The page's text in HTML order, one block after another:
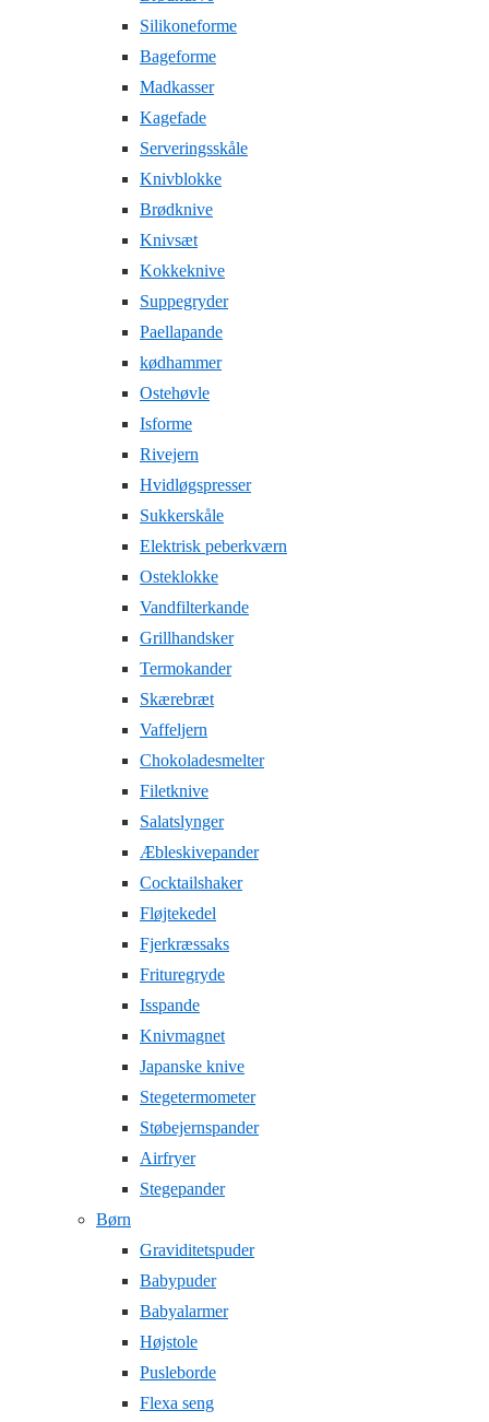
Silikoneforme
Bageforme
Madkasser
Kagefade
Serveringsskåle
Knivblokke
Brødknive
Knivsæt
Kokkeknive
Suppegryder
Paellapande
kødhammer
Ostehøvle
Isforme
Rivejern
Hvidløgspresser
Sukkerskåle
Elektrisk peberkværn
Osteklokke
Vandfilterkande
Grillhandsker
Termokander
Skærebræt
Vaffeljern
Chokoladesmelter
Filetknive
Salatslynger
Æbleskivepander
Cocktailshaker
Fløjtekedel
Fjerkræssaks
Frituregryde
Isspande
Knivmagnet
Japanske knive
Stegetermometer
Støbejernspander
Airfryer
Stegepander
Børn
Graviditetspuder
Babypuder
Babyalarmer
Højstole
Pusleborde
Flexa seng